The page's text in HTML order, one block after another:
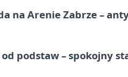
na Arenie Zabrze –
podstaw – spokojny